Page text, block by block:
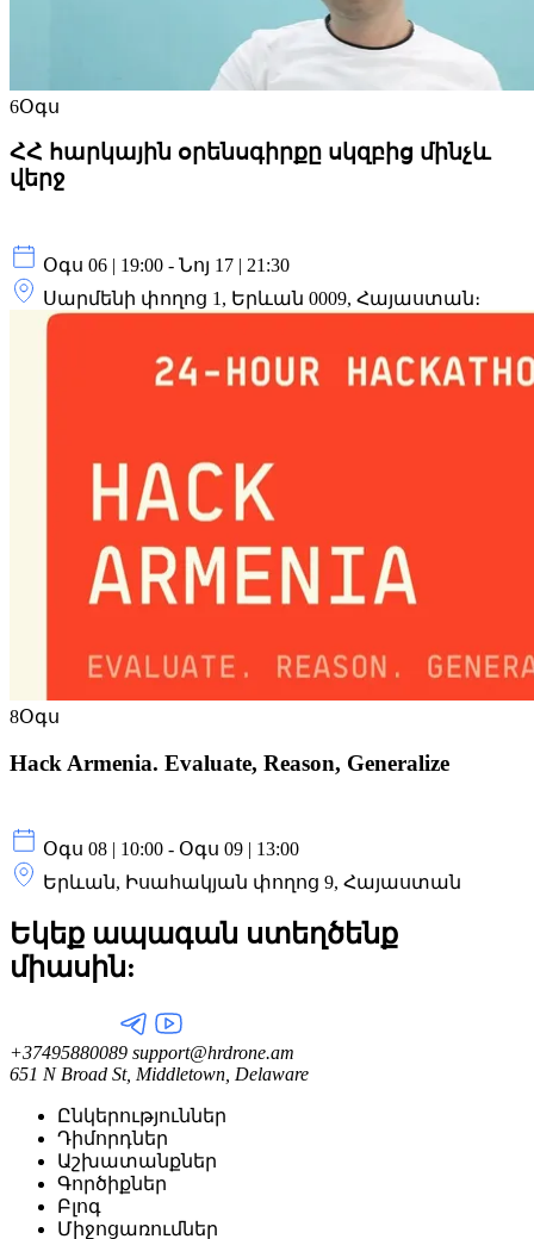
6Օգս
ՀՀ հարկային օրենսգիրքը սկզբից մինչև
վերջ
Օգս 06 | 19:00 - Նոյ 17 | 21:30
Սարմենի փողոց 1, Երևան 0009, Հայաստան։
8Օգս
Hack Armenia. Evaluate, Reason, Generalize
Օգս 08 | 10:00 - Օգս 09 | 13:00
Երևան, Իսահակյան փողոց 9, Հայաստան
Եկեք ապագան ստեղծենք
միասին:
+37495880089 support@hrdrone.am
651 N Broad St, Middletown, Delaware
Ընկերություններ
Դիմորդներ
Աշխատանքներ
Գործիքներ
Բլոգ
Միջոցառումներ